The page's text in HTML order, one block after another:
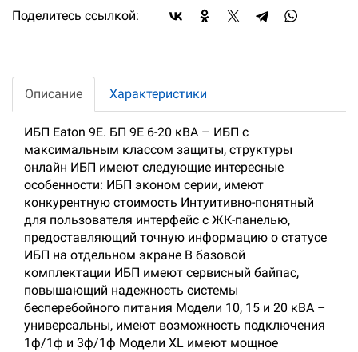
Поделитесь ссылкой:
Описание Характеристики
ИБП Eaton 9E. БП 9Е 6-20 кВА – ИБП с
максимальным классом защиты, структуры
онлайн ИБП имеют следующие интересные
особенности: ИБП эконом серии, имеют
конкурентную стоимость Интуитивно-понятный
для пользователя интерфейс с ЖК-панелью,
предоставляющий точную информацию о статусе
ИБП на отдельном экране В базовой
комплектации ИБП имеют сервисный байпас,
повышающий надежность системы
бесперебойного питания Модели 10, 15 и 20 кВА –
универсальны, имеют возможность подключения
1ф/1ф и 3ф/1ф Модели XL имеют мощное